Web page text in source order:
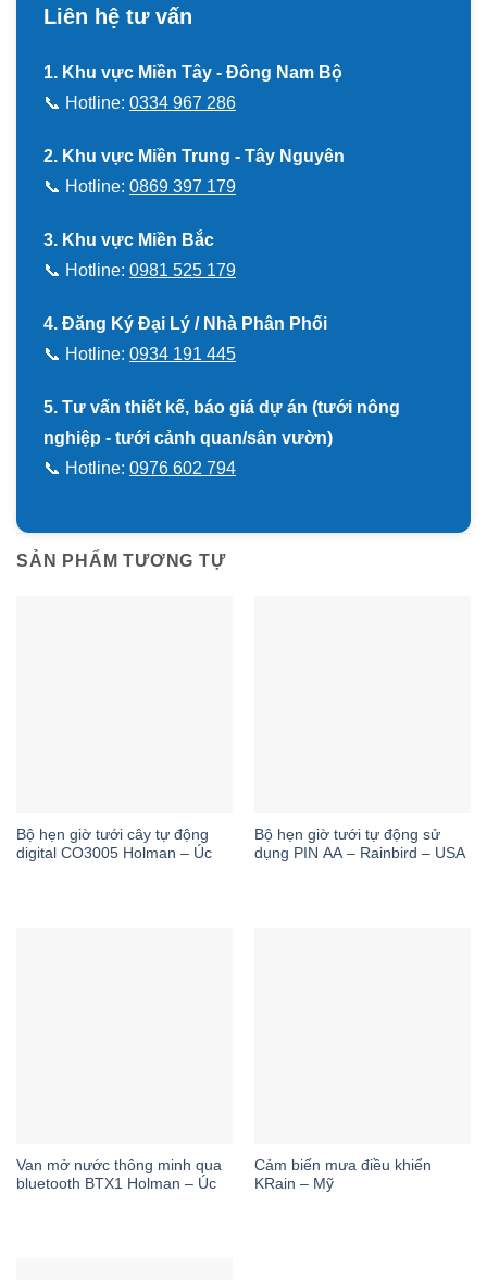
Liên hệ tư vấn
1. Khu vực Miền Tây - Đông Nam Bộ
📞 Hotline: 0334 967 286
2. Khu vực Miền Trung - Tây Nguyên
📞 Hotline: 0869 397 179
3. Khu vực Miền Bắc
📞 Hotline: 0981 525 179
4. Đăng Ký Đại Lý / Nhà Phân Phối
📞 Hotline: 0934 191 445
5. Tư vấn thiết kế, báo giá dự án (tưới nông
nghiệp - tưới cảnh quan/sân vườn)
📞 Hotline: 0976 602 794
SẢN PHẨM TƯƠNG TỰ
Bộ hẹn giờ tưới cây tự động
digital CO3005 Holman – Úc
Bộ hẹn giờ tưới tự động sử
dụng PIN AA – Rainbird – USA
Van mở nước thông minh qua
bluetooth BTX1 Holman – Úc
Cảm biến mưa điều khiển
KRain – Mỹ